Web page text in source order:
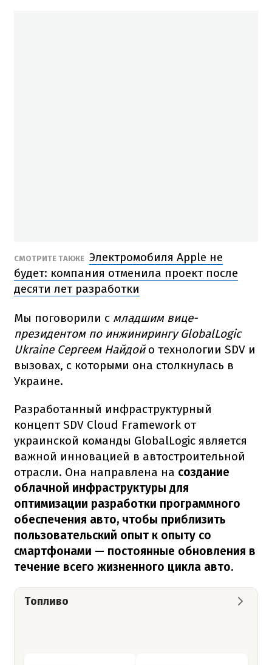
СМОТРИТЕ ТАКЖЕ Электромобиля Apple не
будет: компания отменила проект после
десяти лет разработки
Мы поговорили с младшим вице-
президентом по инжинирингу GlobalLogic
Ukraine Сергеем Найдойо технологии SDV и
вызовах, с которыми она столкнулась в
Украине.
Разработанный инфраструктурный
концепт SDV Cloud Framework от
украинской команды GlobalLogic является
важной инновацией в автостроительной
отрасли. Она направлена на создание
облачной инфраструктуры для
оптимизации разработки программного
обеспечения авто, чтобы приблизить
пользовательский опыт к опыту со
смартфонами — постоянные обновления в
течение всего жизненного цикла авто.
Топливо